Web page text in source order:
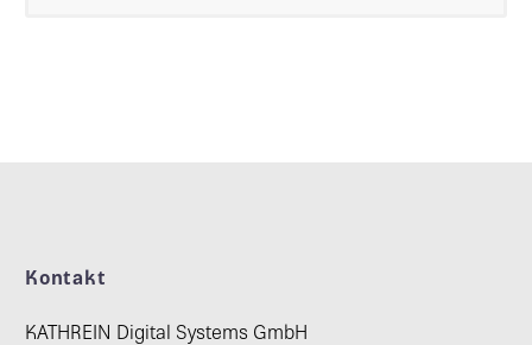
Kontakt
KATHREIN Digital Systems GmbH